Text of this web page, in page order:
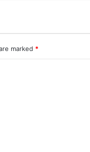
marked *